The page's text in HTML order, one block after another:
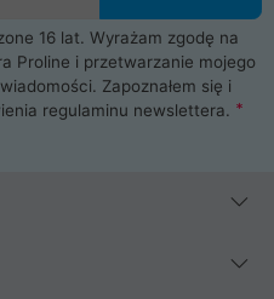
16 lat. Wyrażam zgodę na
Proline i przetwarzanie mojego
Zapoznałem się i
regulaminu newslettera.